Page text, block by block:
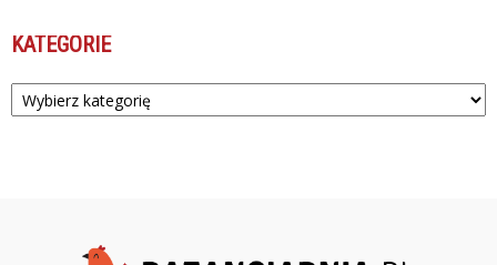
KATEGORIE
Kategorie